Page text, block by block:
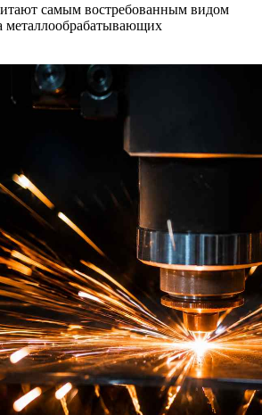
самым востребованным видом
металлообрабатывающих